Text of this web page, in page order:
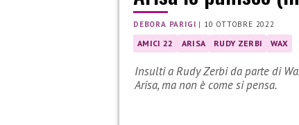
DEBORA PARIGI | 10 OTTOBRE 2022
AMICI 22 ARISA RUDY ZERBI WAX
Insulti a Rudy Zerbi da parte di
Arisa, ma non è come si pensa.